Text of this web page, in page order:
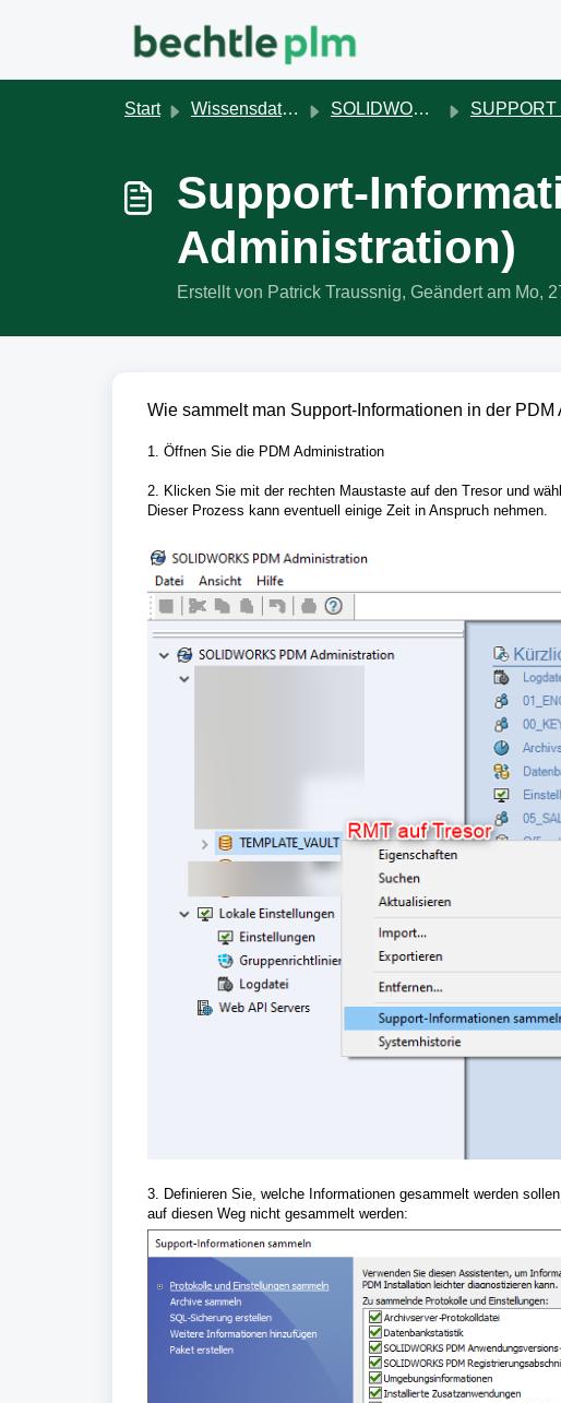
Start Wissensdatenbank SOLIDWORKS PDM SUPPORT - Datenbereitstellung
Support-
Administration)
Erstellt von Patrick Traussnig, Geändert am Mo,
Wie sammelt man Support-Informationen in der PDM
1. Öffnen Sie die PDM Administration
2. Klicken Sie mit der rechten Maustaste auf den Tresor und
Dieser Prozess kann eventuell einige Zeit in Anspruch nehmen.
3. Definieren Sie, welche Informationen gesammelt werden
auf diesen Weg nicht gesammelt werden: